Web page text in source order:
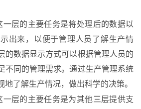
一层的主要任务是将处理后的数据以
出来，以便于管理人员了解生产情
的数据显示方式可以根据管理人员的
不同的管理需求。通过生产管理系统
地了解生产情况，做出科学的决策。
一层的主要任务是为其他三层提供支